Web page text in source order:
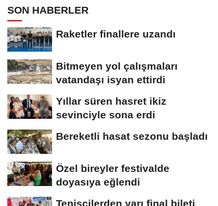
SON HABERLER
Raketler finallere uzandı
Bitmeyen yol çalışmaları
vatandaşı isyan ettirdi
Yıllar süren hasret ikiz
sevinciyle sona erdi
Bereketli hasat sezonu başladı
Özel bireyler festivalde
doyasıya eğlendi
Tenisçilerden yarı final bileti